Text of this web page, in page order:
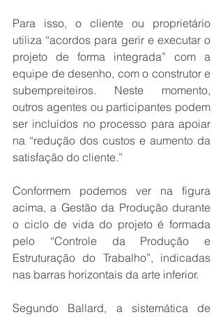
Para isso, o cliente ou proprietário
utiliza “acordos para gerir e executar o
projeto de forma integrada” com a
equipe de desenho, com o construtor e
subempreiteiros. Neste momento,
outros agentes ou participantes podem
ser incluídos no processo para apoiar
na “redução dos custos e aumento da
satisfação do cliente.”
Conformem podemos ver na figura
acima, a Gestão da Produção durante
o ciclo de vida do projeto é formada
pelo “Controle da Produção e
Estruturação do Trabalho”, indicadas
nas barras horizontais da arte inferior.
Segundo Ballard, a sistemática de